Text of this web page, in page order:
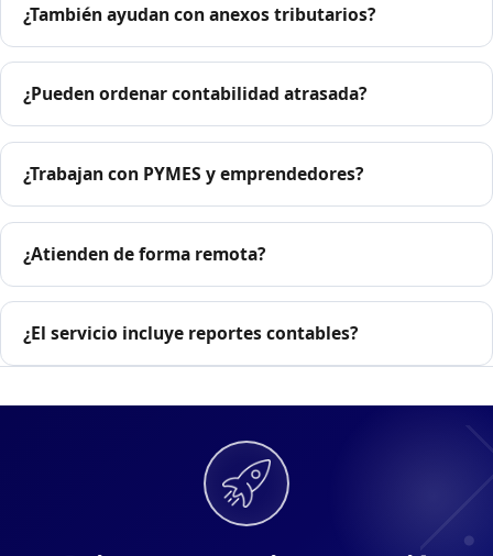
¿También ayudan con anexos tributarios?
¿Pueden ordenar contabilidad atrasada?
¿Trabajan con PYMES y emprendedores?
¿Atienden de forma remota?
¿El servicio incluye reportes contables?